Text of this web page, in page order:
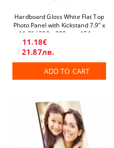
Hardboard Gloss White Flat Top
Photo Panel with Kickstand 7.9" x
11.8" / 200 x 300 mm 15/box
11.18€
21.87лв.
ADD TO CART